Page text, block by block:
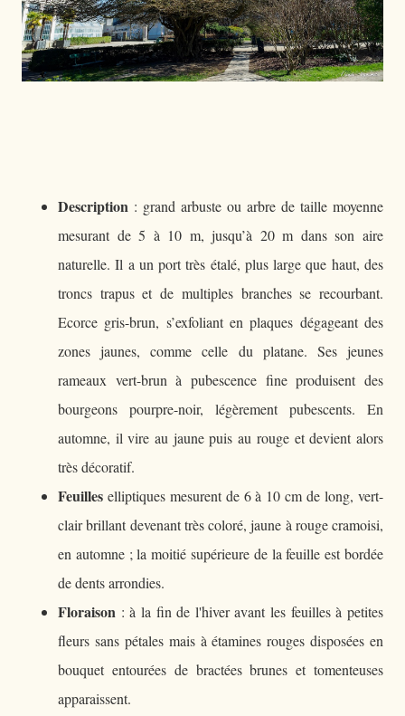
Description : grand arbuste ou arbre de taille moyenne
mesurant de 5 à 10 m, jusqu’à 20 m dans son aire
naturelle. Il a un port très étalé, plus large que haut, des
troncs trapus et de multiples branches se recourbant.
Ecorce gris-brun, s’exfoliant en plaques dégageant des
zones jaunes, comme celle du platane. Ses jeunes
rameaux vert-brun à pubescence fine produisent des
bourgeons pourpre-noir, légèrement pubescents. En
automne, il vire au jaune puis au rouge et devient alors
très décoratif.
Feuilles elliptiques mesurent de 6 à 10 cm de long, vert-
clair brillant devenant très coloré, jaune à rouge cramoisi,
en automne ; la moitié supérieure de la feuille est bordée
de dents arrondies.
Floraison : à la fin de l'hiver avant les feuilles à petites
fleurs sans pétales mais à étamines rouges disposées en
bouquet entourées de bractées brunes et tomenteuses
apparaissent.